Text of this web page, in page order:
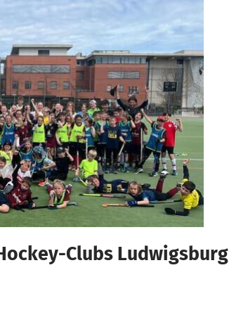
Clubs Ludwigsburg